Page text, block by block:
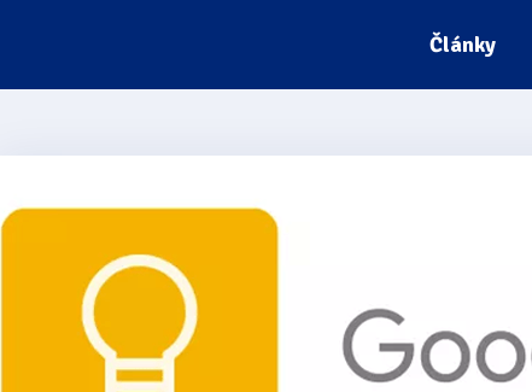
Články
kategorie
Hardware